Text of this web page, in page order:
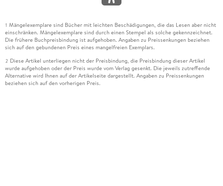
1 Mängelexemplare sind Bücher mit leichten Beschädigungen, die das Lesen aber nicht
einschränken. Mängelexemplare sind durch einen Stempel als solche gekennzeichnet.
Die frühere Buchpreisbindung ist aufgehoben. Angaben zu Preissenkungen beziehen
sich auf den gebundenen Preis eines mangelfreien Exemplars.
2 Diese Artikel unterliegen nicht der Preisbindung, die Preisbindung dieser Artikel
wurde aufgehoben oder der Preis wurde vom Verlag gesenkt. Die jeweils zutreffende
Alternative wird Ihnen auf der Artikelseite dargestellt. Angaben zu Preissenkungen
beziehen sich auf den vorherigen Preis.